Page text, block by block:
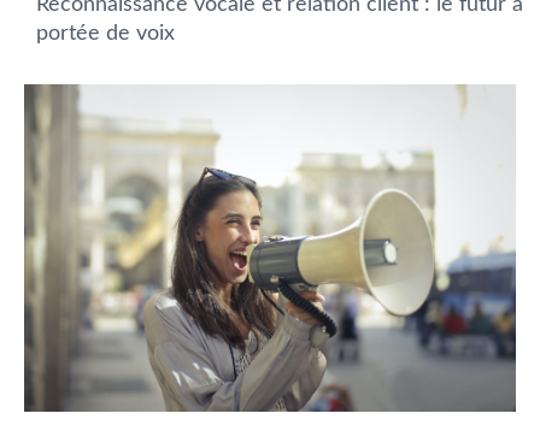
Reconnaissance vocale et relation client : le futur à
portée de voix